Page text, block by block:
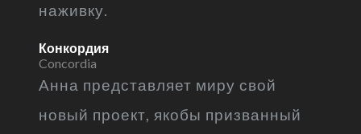
наживку.
Конкордия
Concordia
Анна представляет миру свой
новый проект, якобы призванный